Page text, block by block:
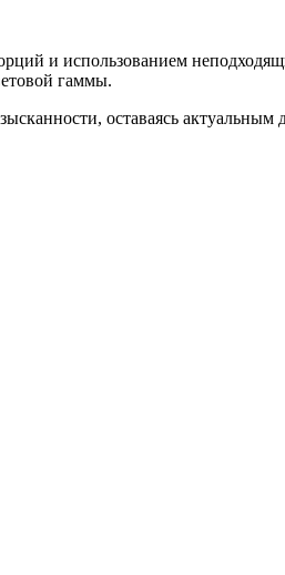
и использованием
гаммы.
оставаясь актуальным